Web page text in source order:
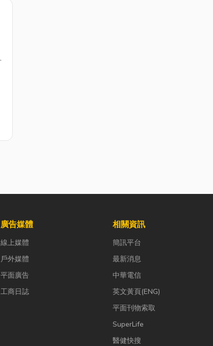
廣告媒體
線上媒體
戶外媒體
平面廣告
工商日誌
相關資訊
簡訊平台
最新消息
中華電信
英文黃頁(ENG)
平面刊物索取
SuperLife
醫健快搜